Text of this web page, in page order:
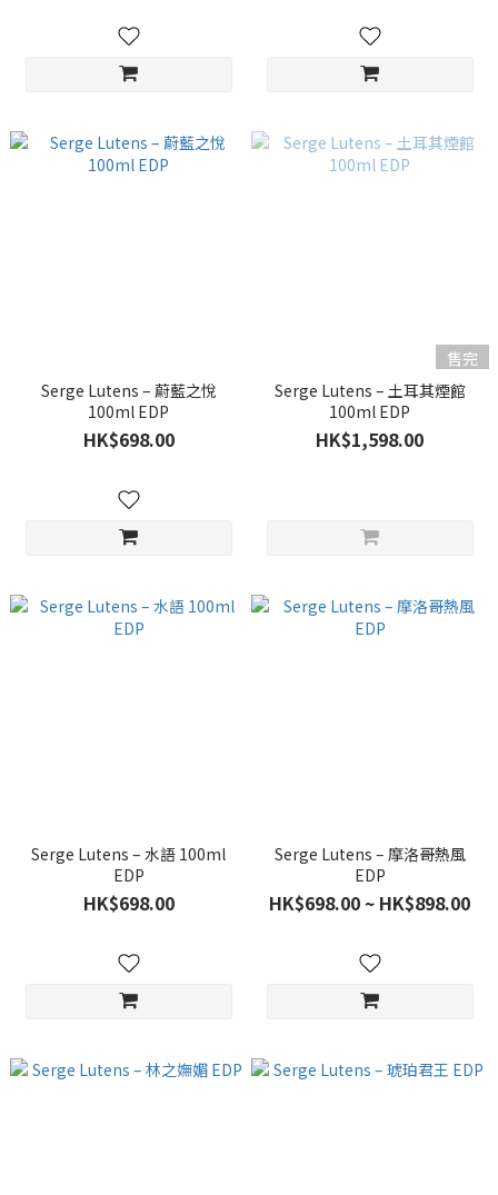
Serge Lutens – 蔚藍之悅
100ml EDP
HK$698.00
售完
Serge Lutens – 土耳其煙館
100ml EDP
HK$1,598.00
Serge Lutens – 水語 100ml
EDP
HK$698.00
Serge Lutens – 摩洛哥熱風
EDP
HK$698.00 ~ HK$898.00